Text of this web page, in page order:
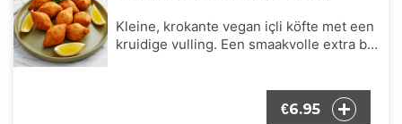
Kleine, krokante vegan içli köfte met een
kruidige vulling. Een smaakvolle extra bij
€6.95